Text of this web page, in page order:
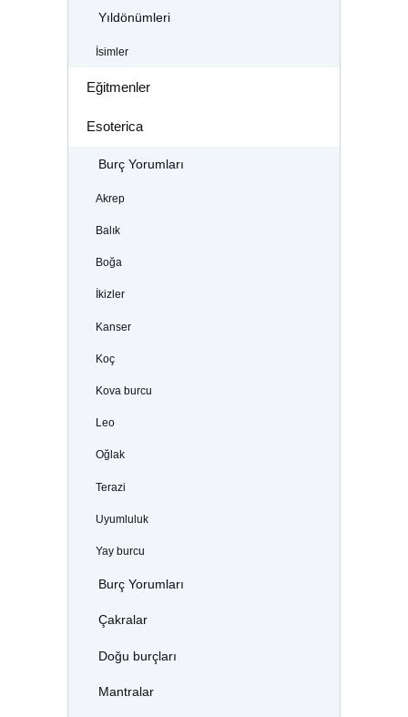
Yıldönümleri
İsimler
Eğitmenler
Esoterica
Burç Yorumları
Akrep
Balık
Boğa
İkizler
Kanser
Koç
Kova burcu
Leo
Oğlak
Terazi
Uyumluluk
Yay burcu
Burç Yorumları
Çakralar
Doğu burçları
Mantralar